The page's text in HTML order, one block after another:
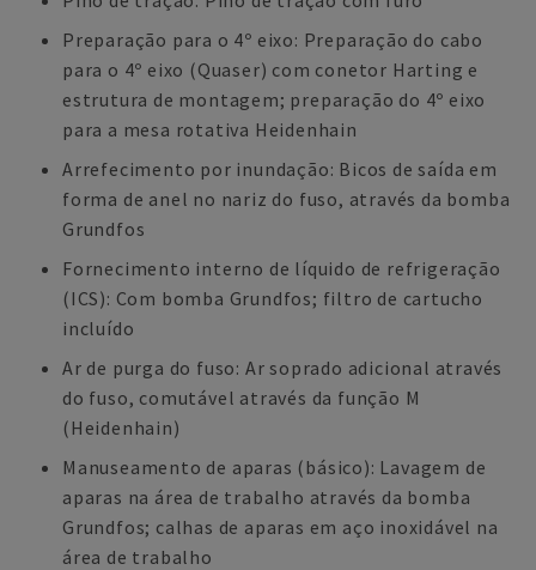
Preparação para o 4º eixo: Preparação do cabo
para o 4º eixo (Quaser) com conetor Harting e
estrutura de montagem; preparação do 4º eixo
para a mesa rotativa Heidenhain
Arrefecimento por inundação: Bicos de saída em
forma de anel no nariz do fuso, através da bomba
Grundfos
Fornecimento interno de líquido de refrigeração
(ICS): Com bomba Grundfos; filtro de cartucho
incluído
Ar de purga do fuso: Ar soprado adicional através
do fuso, comutável através da função M
(Heidenhain)
Manuseamento de aparas (básico): Lavagem de
aparas na área de trabalho através da bomba
Grundfos; calhas de aparas em aço inoxidável na
área de trabalho